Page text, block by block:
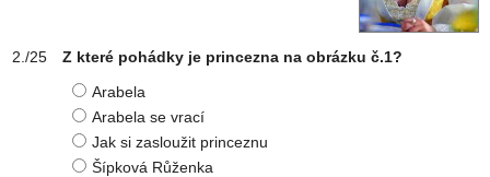
Z které pohádky je princezna na obrázku č.1?
Arabela
Arabela se vrací
Jak si zasloužit princeznu
Šípková Růženka